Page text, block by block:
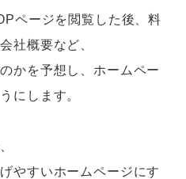
ページを閲覧した後、料
社概要など、
かを予想し、ホームペー
にします。
やすいホームページにす